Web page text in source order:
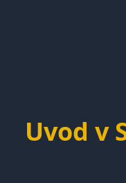
Uvod v